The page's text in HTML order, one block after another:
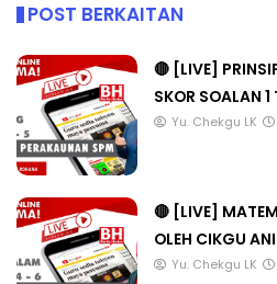
POST BERKAITAN
🔴 [LIVE]
SKOR SOALAN
Yu. Chekgu LK
🔴 [LIVE]
OLEH CIKGU
Yu. Chekgu LK